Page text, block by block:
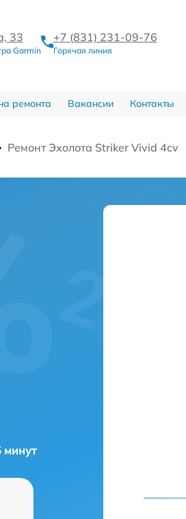
33
Garmin
+7 (831) 231-09-76
Горячая линия
ремонта Вакансии Контакты
Ремонт Эхолота Striker Vivid 4cv
минут